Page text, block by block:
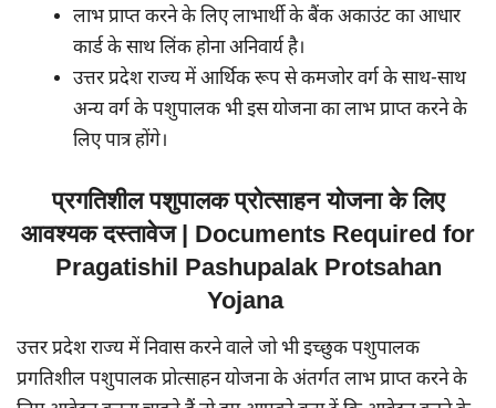
लाभ प्राप्त करने के लिए लाभार्थी के बैंक अकाउंट का आधार
कार्ड के साथ लिंक होना अनिवार्य है।
उत्तर प्रदेश राज्य में आर्थिक रूप से कमजोर वर्ग के साथ-साथ
अन्य वर्ग के पशुपालक भी इस योजना का लाभ प्राप्त करने के
लिए पात्र होंगे।
प्रगतिशील पशुपालक प्रोत्साहन योजना के लिए
आवश्यक दस्तावेज | Documents Required for
Pragatishil Pashupalak Protsahan
Yojana
उत्तर प्रदेश राज्य में निवास करने वाले जो भी इच्छुक पशुपालक
प्रगतिशील पशुपालक प्रोत्साहन योजना के अंतर्गत लाभ प्राप्त करने के